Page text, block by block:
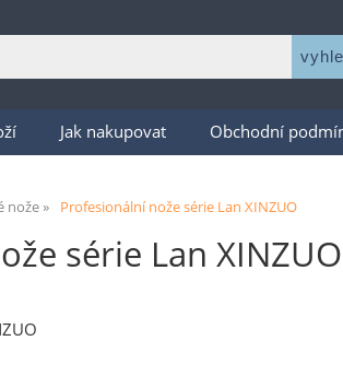
Jak nakupovat Obchodní
nože Profesionální nože série Lan XINZUO
série Lan